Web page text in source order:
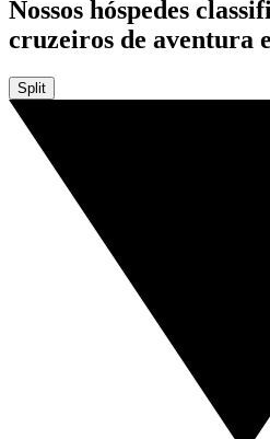
Nossos hóspedes
cruzeiros de aventura
Split